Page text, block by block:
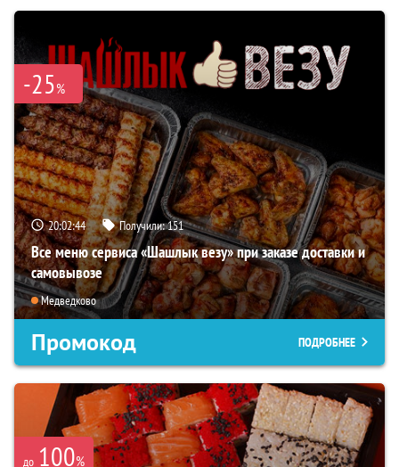
-25%
20:02:43 Получили:151
Все меню сервиса «Шашлык везу» при заказе доставки и
самовывозе
Медведково
Промокод ПОДРОБНЕЕ
до 100%